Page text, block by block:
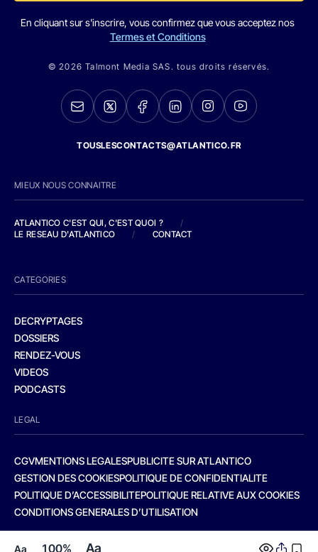
Aa 100% Aa
En cliquant sur s'inscrire, vous confirmez que vous acceptez nos
Termes et Conditions
© 2026 Talmont Media SAS. tous droits réservés.
TOUSLESCONTACTS@ATLANTICO.FR
MIEUX NOUS CONNAITRE
ATLANTICO C'EST QUI, C'EST QUOI ?
/
LE RESEAU D'ATLANTICO
/ CONTACT
CATEGORIES
DECRYPTAGES
DOSSIERS
RENDEZ-VOUS
VIDEOS
PODCASTS
LEGAL
CGVMENTIONS LEGALESPUBLICITE SUR ATLANTICO
GESTION DES COOKIESPOLITIQUE DE CONFIDENTIALITE
POLITIQUE D’ACCESSIBILITEPOLITIQUE RELATIVE AUX COOKIES
CONDITIONS GENERALES D’UTILISATION